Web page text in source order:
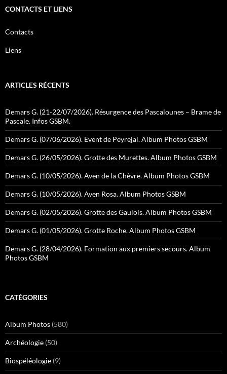
CONTACTS ET LIENS
Contacts
Liens
ARTICLES RÉCENTS
Demars G. (21-22/07/2026). Résurgence des Pascalounes – Brame de
Pascale. Infos GSBM.
Demars G. (07/06/2026). Event de Peyrejal. Album Photos GSBM
Demars G. (26/05/2026). Grotte des Murettes. Album Photos GSBM
Demars G. (10/05/2026). Aven de la Chèvre. Album Photos GSBM
Demars G. (10/05/2026). Aven Rosa. Album Photos GSBM
Demars G. (02/05/2026). Grotte des Gaulois. Album Photos GSBM
Demars G. (01/05/2026). Grotte Roche. Album Photos GSBM
Demars G. (28/04/2026). Formation aux premiers secours. Album
Photos GSBM
CATÉGORIES
Album Photos (580)
Archéologie (50)
Biospéléologie (9)